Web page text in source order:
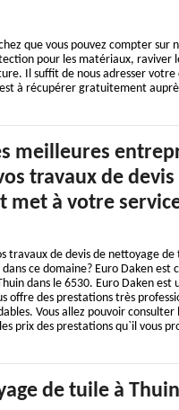
que vous pouvez compter sur
pour les matériaux, raviver
Il suffit de nous adresser
à récupérer gratuitement
meilleures
travaux de devis
à votre
travaux de devis de nettoyage
ce domaine? Euro Daken est
dans le 6530. Euro Daken est
offre des prestations très
Vous allez pouvoir
prix des prestations qu`il vous
de tuile à